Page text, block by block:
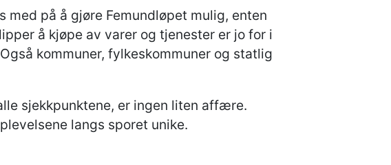
på å gjøre Femundløpet mulig, enten
å kjøpe av varer og tjenester er jo for i
kommuner, fylkeskommuner og statlig
sjekkpunktene, er ingen liten affære.
langs sporet unike.